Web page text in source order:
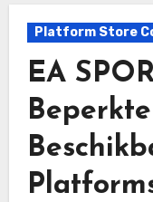
Platform Store
EA